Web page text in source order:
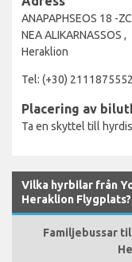
ANAPAPHSEOS 18 -
NEA ALIKARNASSOS ,
Heraklion
Tel: (+30) 2111875552
Placering av
Ta en skyttel till
Vilka hyrbilar från
Heraklion Flygplats?
Familjebussar